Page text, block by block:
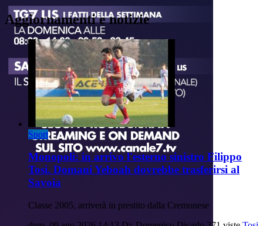
Aggiornamenti e notizie
Sport
Monopoli: in arrivo l'esterno sinistro Filippo
Tosi. Domani Yeboah dovrebbe trasferirsi al
Savoia
Classe 2005, arriverà in prestito dalla Cremonese